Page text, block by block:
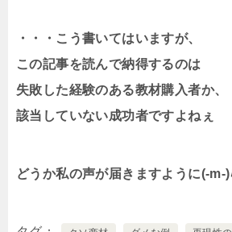
・・・こう書いてはいますが、
この記事を読んで納得するのは
失敗した経験のある教材購入者か、
該当していない成功者ですよねぇ
どうか私の声が届きますように(-m-)